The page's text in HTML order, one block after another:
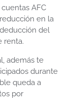
AFC
en la
del
renta.
además te
durante
queda a
por